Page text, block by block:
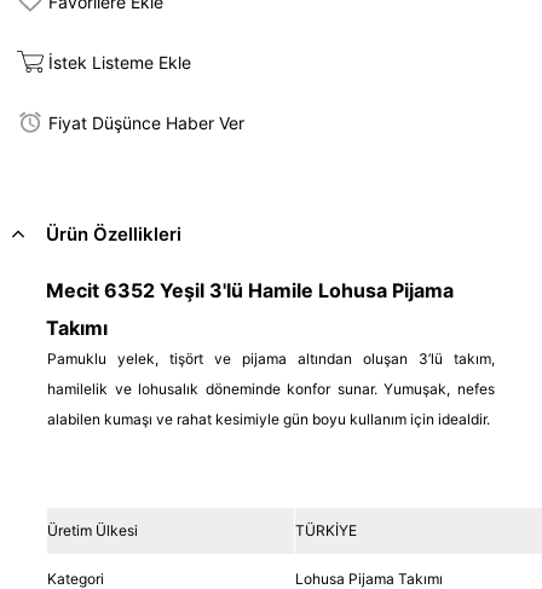
İstek Listeme Ekle
Fiyat Düşünce Haber Ver
Ürün Özellikleri
Mecit 6352 Yeşil 3'lü Hamile Lohusa Pijama
Takımı
Pamuklu yelek, tişört ve pijama altından oluşan 3’lü takım,
hamilelik ve lohusalık döneminde konfor sunar. Yumuşak, nefes
alabilen kumaşı ve rahat kesimiyle gün boyu kullanım için idealdir.
Üretim Ülkesi TÜRKİYE
Kategori Lohusa Pijama Takımı